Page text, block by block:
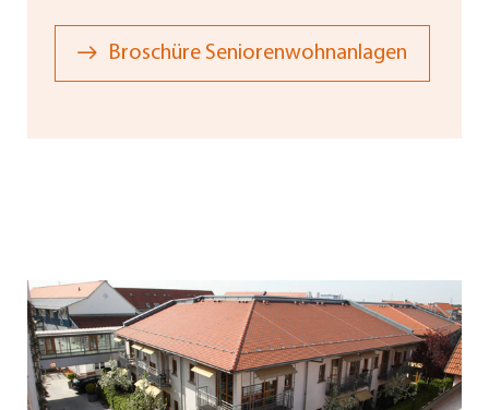
Broschüre Seniorenwohnanlagen